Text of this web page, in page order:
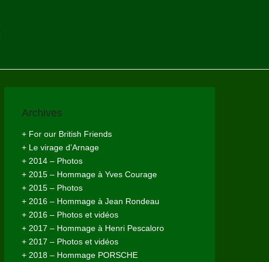
Archives
+ For our British Friends
+ Le virage d’Arnage
+ 2014 – Photos
+ 2015 – Hommage à Yves Courage
+ 2015 – Photos
+ 2016 – Hommage à Jean Rondeau
+ 2016 – Photos et vidéos
+ 2017 – Hommage à Henri Pescaloro
+ 2017 – Photos et vidéos
+ 2018 – Hommage PORSCHE